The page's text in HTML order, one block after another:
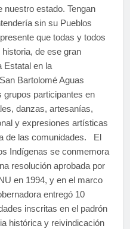
nuestro estado. Tengan
sin su Pueblos
que todas y todos
de ese gran
Estatal en la
Bartolomé Aguas
participantes en
danzas, artesanías,
y expresiones artísticas
de las comunidades. El
Indígenas se conmemora
resolución aprobada por
en 1994, y en el marco
entregó 10
inscritas en el padrón
histórica y reivindicación